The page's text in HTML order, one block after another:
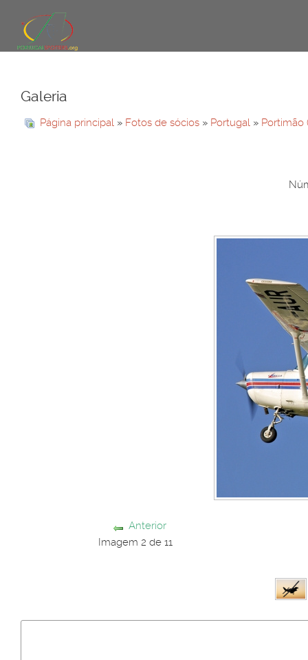
Galeria
Página principal » Fotos de sócios » Portugal » Portimão
Anterior
Imagem 2 de 11